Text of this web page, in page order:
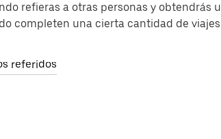
refieras a otras personas y obtendrás
completen una cierta cantidad de
referidos